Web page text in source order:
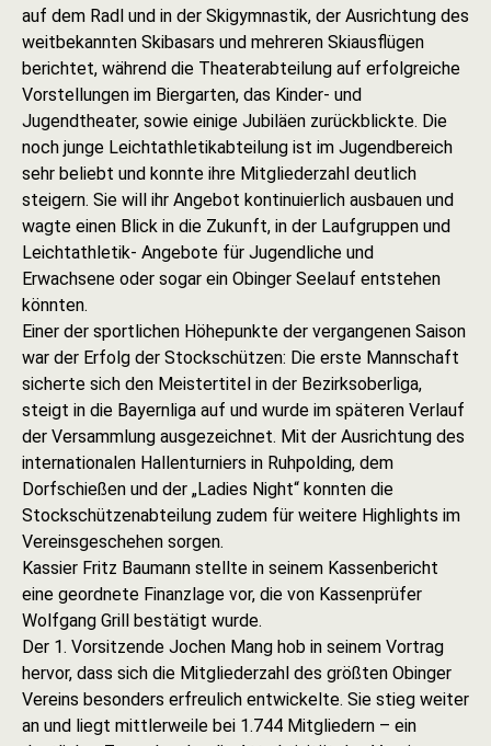
auf dem Radl und in der Skigymnastik, der Ausrichtung des
weitbekannten Skibasars und mehreren Skiausflügen
berichtet, während die Theaterabteilung auf erfolgreiche
Vorstellungen im Biergarten, das Kinder- und
Jugendtheater, sowie einige Jubiläen zurückblickte. Die
noch junge Leichtathletikabteilung ist im Jugendbereich
sehr beliebt und konnte ihre Mitgliederzahl deutlich
steigern. Sie will ihr Angebot kontinuierlich ausbauen und
wagte einen Blick in die Zukunft, in der Laufgruppen und
Leichtathletik- Angebote für Jugendliche und
Erwachsene oder sogar ein Obinger Seelauf entstehen
könnten.
Einer der sportlichen Höhepunkte der vergangenen Saison
war der Erfolg der Stockschützen: Die erste Mannschaft
sicherte sich den Meistertitel in der Bezirksoberliga,
steigt in die Bayernliga auf und wurde im späteren Verlauf
der Versammlung ausgezeichnet. Mit der Ausrichtung des
internationalen Hallenturniers in Ruhpolding, dem
Dorfschießen und der „Ladies Night“ konnten die
Stockschützenabteilung zudem für weitere Highlights im
Vereinsgeschehen sorgen.
Kassier Fritz Baumann stellte in seinem Kassenbericht
eine geordnete Finanzlage vor, die von Kassenprüfer
Wolfgang Grill bestätigt wurde.
Der 1. Vorsitzende Jochen Mang hob in seinem Vortrag
hervor, dass sich die Mitgliederzahl des größten Obinger
Vereins besonders erfreulich entwickelte. Sie stieg weiter
an und liegt mittlerweile bei 1.744 Mitgliedern – ein